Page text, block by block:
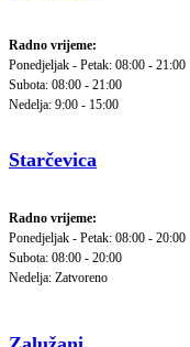
Radno vrijeme:
Ponedjeljak - Petak: 08:00 - 21:00
Subota: 08:00 - 21:00
Nedelja: 9:00 - 15:00
Starčevica
Radno vrijeme:
Ponedjeljak - Petak: 08:00 - 20:00
Subota: 08:00 - 20:00
Nedelja: Zatvoreno